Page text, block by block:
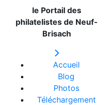
le Portail des
philatelistes de Neuf-
Brisach
Accueil
Blog
Photos
Téléchargement